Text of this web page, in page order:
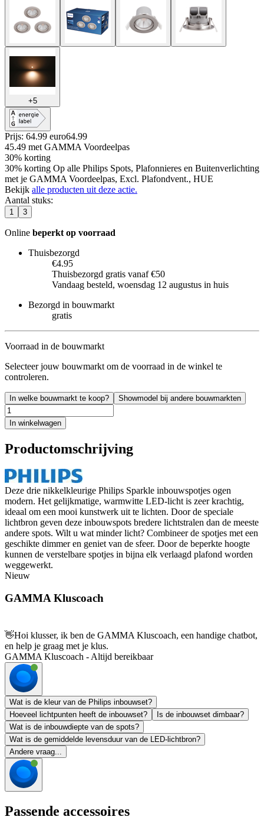
+5
Prijs: 64.99 euro64.99
45.49 met GAMMA Voordeelpas
30% korting
30% korting Op alle Philips Spots, Plafonnieres en Buitenverlichting
met je GAMMA Voordeelpas, Excl. Plafondvent., HUE
Bekijk alle producten uit deze actie.
Aantal stuks:
1 3
Online beperkt op voorraad
Thuisbezorgd
€4.95
Thuisbezorgd gratis vanaf €50
Vandaag besteld, woensdag 12 augustus in huis
Bezorgd in bouwmarkt
gratis
Voorraad in de bouwmarkt
Selecteer jouw bouwmarkt om de voorraad in de winkel te
controleren.
In welke bouwmarkt te koop? Showmodel bij andere bouwmarkten
In winkelwagen
Productomschrijving
Deze drie nikkelkleurige Philips Sparkle inbouwspotjes ogen
modern. Het gelijkmatige, warmwitte LED-licht is zeer krachtig,
ideaal om een mooi kunstwerk uit te lichten. Door de speciale
lichtbron geven deze inbouwspots bredere lichtstralen dan de meeste
andere spots. Wilt u wat minder licht? Combineer de spotjes met een
geschikte dimmer en geniet van de sfeer. Door de beperkte hoogte
kunnen de verstelbare spotjes in bijna elk verlaagd plafond worden
weggewerkt.
Nieuw
GAMMA Kluscoach
👋Hoi klusser, ik ben de GAMMA Kluscoach, een handige chatbot,
en help je graag met je klus.
GAMMA Kluscoach - Altijd bereikbaar
Wat is de kleur van de Philips inbouwset?
Hoeveel lichtpunten heeft de inbouwset?
Is de inbouwset dimbaar?
Wat is de inbouwdiepte van de spots?
Wat is de gemiddelde levensduur van de LED-lichtbron?
Andere vraag...
Passende accessoires